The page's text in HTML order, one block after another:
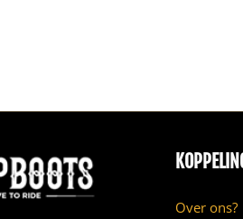
Over ons?